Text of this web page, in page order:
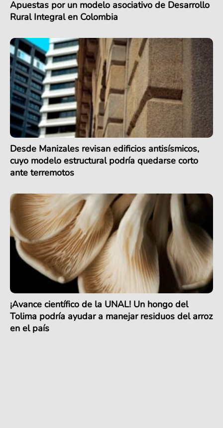
Apuestas por un modelo asociativo de Desarrollo
Rural Integral en Colombia
Desde Manizales revisan edificios antisísmicos,
cuyo modelo estructural podría quedarse corto
ante terremotos
¡Avance científico de la UNAL! Un hongo del
Tolima podría ayudar a manejar residuos del arroz
en el país